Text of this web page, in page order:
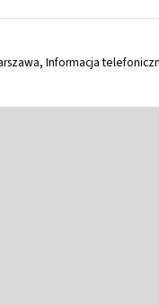
Informacja